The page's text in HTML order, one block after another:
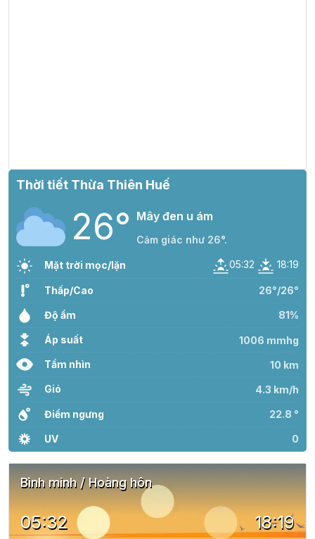
Thời tiết Thừa Thiên Huế
26° Mây đen u ám
Cảm giác như 26°.
Mặt trời mọc/lặn 05:32 18:19
Thấp/Cao 26°/26°
Độ ẩm 81%
Áp suất 1006 mmhg
Tầm nhìn 10 km
Gió 4.3 km/h
Điểm ngưng 22.8 °
UV 0
Bình minh / Hoàng hôn
05:32 18:19